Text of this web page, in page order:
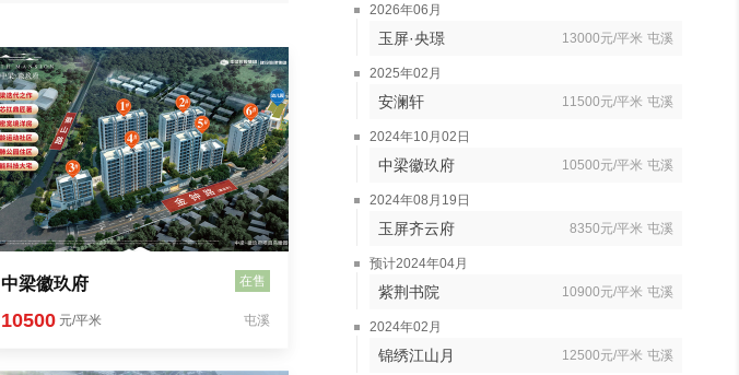
中梁徽玖府 在售
10500 元/平米 屯溪
2026年06月
玉屏·央璟 13000元/平米 屯溪
2025年02月
安澜轩 11500元/平米 屯溪
2024年10月02日
中梁徽玖府 10500元/平米 屯溪
2024年08月19日
玉屏齐云府 8350元/平米 屯溪
预计2024年04月
紫荆书院 10900元/平米 屯溪
2024年02月
锦绣江山月 12500元/平米 屯溪